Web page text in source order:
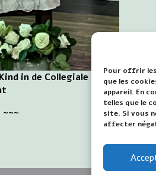
Pour offrir les
que les
appareil. En
telles que le
site. Si vous
affecter
in de Collegiale
~~~